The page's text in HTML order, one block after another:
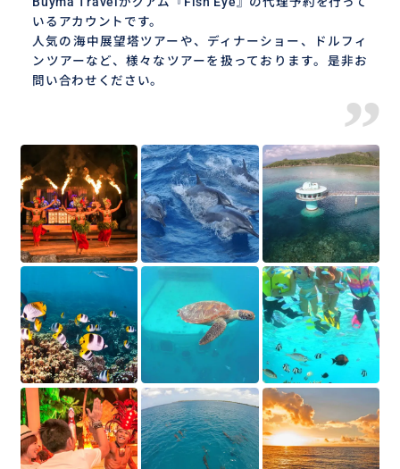
いるアカウントです。
人気の海中展望塔ツアーや、ディナーショー、ドルフィ
ンツアーなど、様々なツアーを扱っております。是非お
問い合わせください。
”